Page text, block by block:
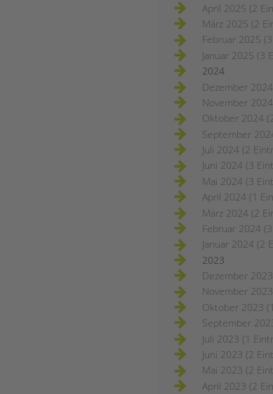
April 2025 (2
März 2025 (2
Februar 2025
Januar 2025 (3
2024
Dezember
November
Oktober 2024
September
Juli 2024 (2
Juni 2024 (3
Mai 2024 (3
April 2024 (1
März 2024 (2
Februar 2024
Januar 2024 (2
2023
Dezember
November
Oktober 2023
September
Juli 2023 (1
Juni 2023 (2
Mai 2023 (2
April 2023 (2